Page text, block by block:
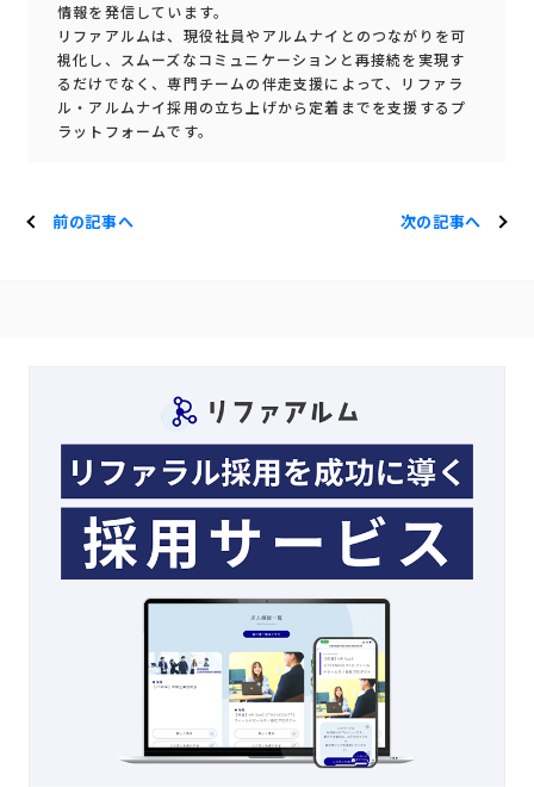
情報を発信しています。
リファアルムは、現役社員やアルムナイとのつながりを可
視化し、スムーズなコミュニケーションと再接続を実現す
るだけでなく、専門チームの伴走支援によって、リファラ
ル・アルムナイ採用の立ち上げから定着までを支援するプ
ラットフォームです。
前の記事へ 次の記事へ